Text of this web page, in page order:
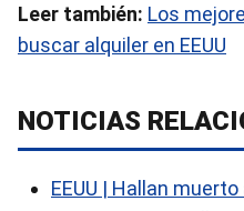
Leer también: Los
buscar alquiler en EEUU
NOTICIAS
EEUU | Hallan